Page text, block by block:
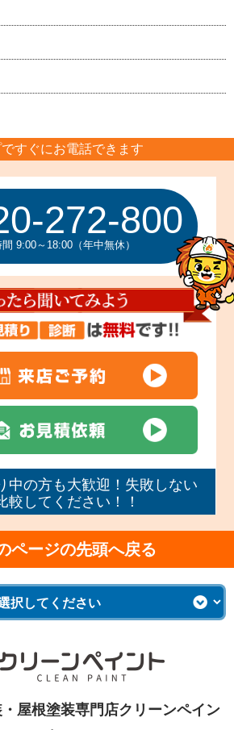
すぐにお電話できます
272-800
9:00～18:00（年中無休）
中の方も大歓迎！失敗しない
較してください！！
ページの先頭へ戻る
屋根塗装専門店クリーンペイン